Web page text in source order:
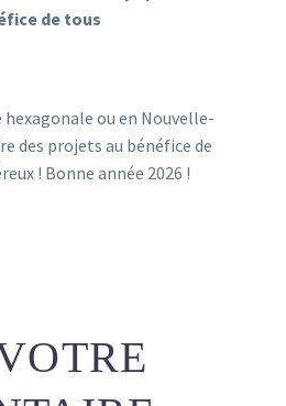
de tous
ou en Nouvelle-
des projets au bénéfice de
! Bonne année 2026 !